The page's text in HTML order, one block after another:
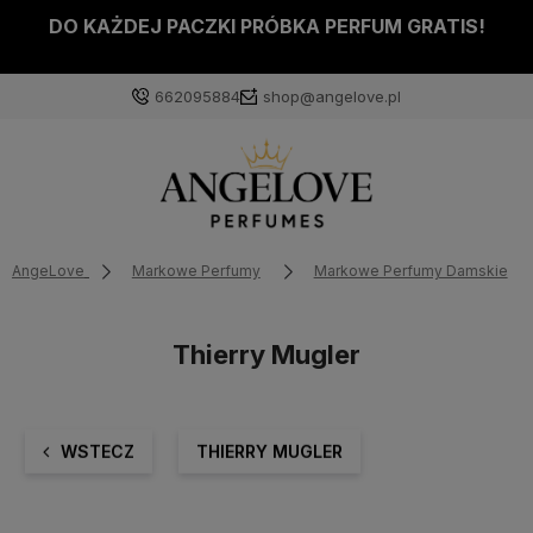
DO KAŻDEJ PACZKI PRÓBKA PERFUM GRATIS!
662095884 shop@angelove.pl
AngeLove Markowe Perfumy Markowe Perfumy Damskie
Thierry Mugler
WSTECZ THIERRY MUGLER